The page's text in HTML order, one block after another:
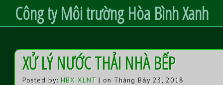
Công ty Môi trường Hòa Bình Xanh
XỬ LÝ NƯỚC THẢI NHÀ BẾP
Posted by: HBX XLNT | on Tháng Bảy 23, 2018